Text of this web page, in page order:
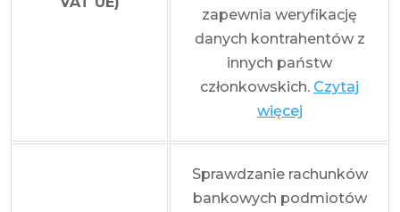
zapewnia weryfikację
danych kontrahentów z
innych państw
członkowskich. Czytaj
więcej
Sprawdzanie rachunków
bankowych podmiotów